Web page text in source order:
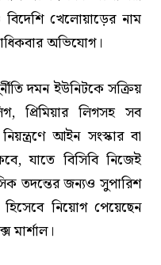
খেলোয়াড়ের নাম
অভিযোগ।
দমন ইউনিটকে সক্রিয়
প্রিমিয়ার লিগসহ সব
আইন সংস্কার বা
যাতে বিসিবি নিজেই
তদন্তের জন্যও সুপারিশ
হিসেবে নিয়োগ পেয়েছেন
মার্শাল।